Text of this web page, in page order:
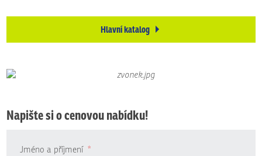
Hlavní katalog
Napište si o cenovou nabídku!
Jméno a příjmení *